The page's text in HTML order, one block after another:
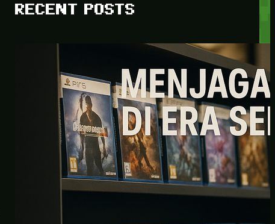
RECENT POSTS